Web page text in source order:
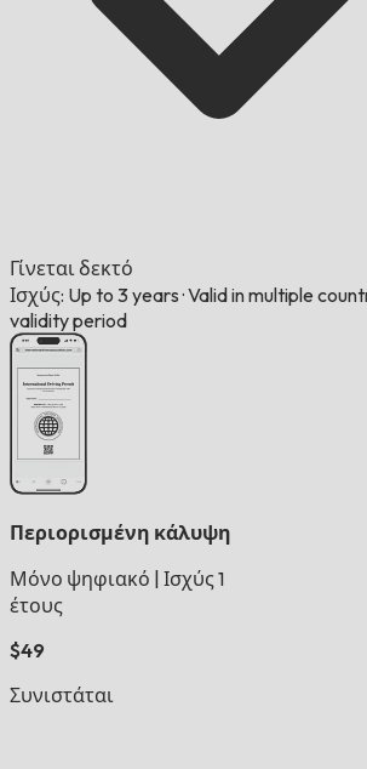
Γίνεται δεκτό
Ισχύς: Up to 3 years ·Valid in multiple
validity period
Περιορισμένη κάλυψη
Μόνο ψηφιακό Ισχύς 1
έτους
$49
Συνιστάται